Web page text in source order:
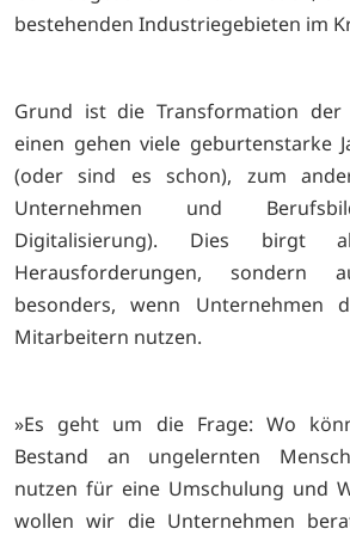
bestehenden Industriegebieten im
Grund ist die Transformation der
einen gehen viele geburtenstarke
(oder sind es schon), zum
Unternehmen und
Digitalisierung). Dies birgt
Herausforderungen, sondern
besonders, wenn Unternehmen
Mitarbeitern nutzen.
»Es geht um die Frage: Wo
Bestand an ungelernten
nutzen für eine Umschulung und
wollen wir die Unternehmen